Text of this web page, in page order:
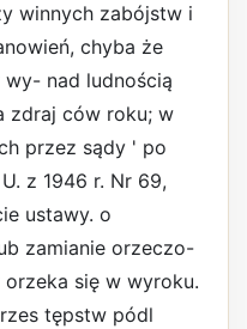
winnych zabójstw i
chyba że
nad ludnością
zdraj ców roku; w
przez sądy ' po
z 1946 r. Nr 69,
ustawy. o
zamianie orzeczo-
się w wyroku.
tępstw pódl